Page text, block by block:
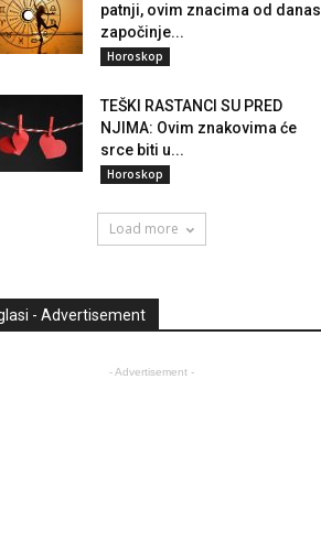
patnji, ovim znacima od danas
započinje...
Horoskop
TEŠKI RASTANCI SU PRED
NJIMA: Ovim znakovima će
srce biti u...
Horoskop
Load more
- Advertisement
- Advertisement -